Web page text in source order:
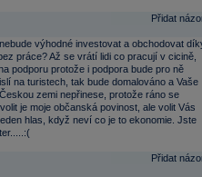
Přidat
výhodné investovat a obchodovat
práce? Až se vrátí lidi co pracují v cicině,
podporu protože i podpora bude pro ně
na turistech, tak bude domalováno a Vaše
zemi nepřinese, protože ráno se
je moje občanská povinost, ale volit Vás
hlas, když neví co je to ekonomie. Jste
Přidat